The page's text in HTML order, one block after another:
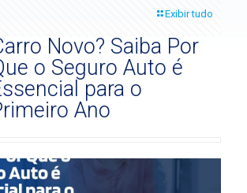
Exibir tudo
Novo? Saiba Por
o Seguro Auto é
para o
Ano